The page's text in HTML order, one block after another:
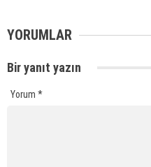
YORUMLAR
Bir yanıt yazın
Yorum *